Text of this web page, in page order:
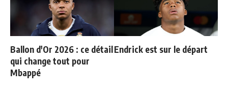
Ballon d'Or 2026 : ce détail
qui change tout pour
Mbappé
Endrick est sur le départ